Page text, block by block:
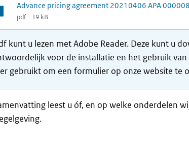
Advance pricing agreement 20210406 APA 000008
pdf - 19 kB
kunt u lezen met Adobe Reader. Deze kunt u
voor de installatie en het gebruik
gebruikt om een formulier op onze website
leest u óf, en op welke onderdelen